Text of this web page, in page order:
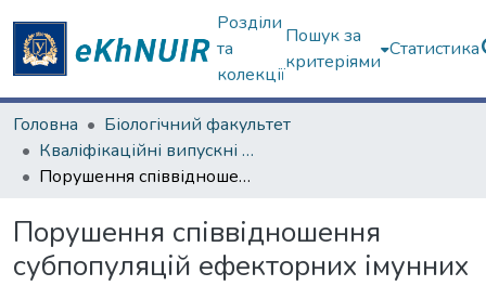
Розділи
та
колекції
Пошук за
критеріями
Статистика
Головна
Біологічний факультет
Кваліфікаційні випускні роботи бакалаврів. Біологічний факультет
Порушення співвідношення субпопуляцій ефекторних імунних клітин та зміна їх проліферативної активності в культурі in vitro при раку шлунку
Порушення співвідношення
субпопуляцій ефекторних імунних